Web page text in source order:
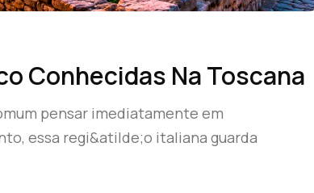
Conhecidas Na Toscana
pensar imediatamente em
essa regi&atilde;o italiana guarda